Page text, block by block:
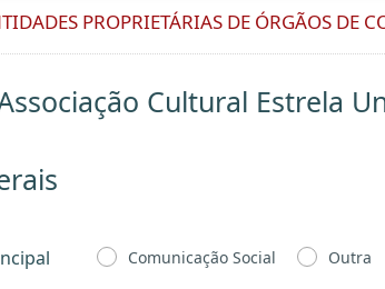
PROPRIETÁRIAS DE ÓRGÃOS DE
Cultural Estrela
Comunicação Social Outra